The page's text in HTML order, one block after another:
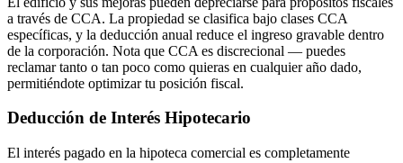
a través de CCA. La propiedad se clasifica bajo clases CCA
específicas, y la deducción anual reduce el ingreso gravable dentro
de la corporación. Nota que CCA es discrecional — puedes
reclamar tanto o tan poco como quieras en cualquier año dado,
permitiéndote optimizar tu posición fiscal.
Deducción de Interés Hipotecario
El interés pagado en la hipoteca comercial es completamente